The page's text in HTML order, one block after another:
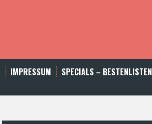
IMPRESSUM
SPECIALS – BESTENLISTEN